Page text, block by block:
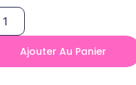
Ajouter Au Panier